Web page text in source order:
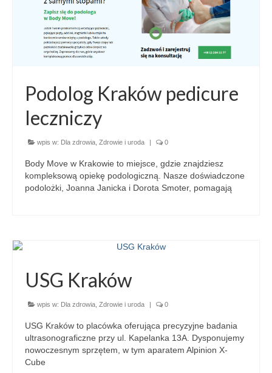
Podolog Kraków pedicure
leczniczy
wpis w: Dla zdrowia Zdrowie i uroda | 0
Body Move w Krakowie to miejsce, gdzie znajdziesz
kompleksową opiekę podologiczną. Nasze doświadczone
podolożki, Joanna Janicka i Dorota Smoter, pomagają
USG Kraków
wpis w: Dla zdrowia Zdrowie i uroda | 0
USG Kraków to placówka oferująca precyzyjne badania
ultrasonograficzne przy ul. Kapelanka 13A. Dysponujemy
nowoczesnym sprzętem, w tym aparatem Alpinion X-
Cube